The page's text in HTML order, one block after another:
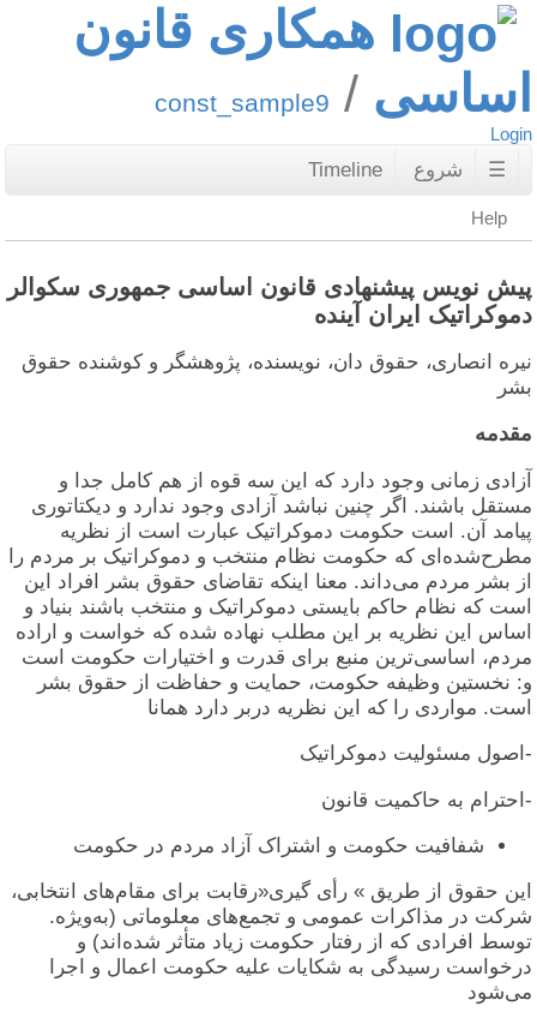
همکاری قانون
اساسی
const_sample9
Login
☰ شروع Timeline
Help
پیش نویس پیشنهادی قانون اساسی جمهوری سکوالر
دموکراتیک ایران آینده
نیره انصاری، حقوق دان، نویسنده، پژوهشگر و کوشنده حقوق
بشر
مقدمه
آزادی زمانی وجود دارد که این سه قوه از هم کامل جدا و
مستقل باشند. اگر چنین نباشد آزادی وجود ندارد و دیکتاتوری
پیامد آن. است حکومت دموکراتیک عبارت است از نظریه
مطرح‌شده‌ای که حکومت نظام منتخب و دموکراتیک بر مردم را
از بشر مردم می‌داند. معنا اینکه تقاضای حقوق بشر افراد این
است که نظام حاکم بایستی دموکراتیک و منتخب باشند بنیاد و
اساس این نظریه بر این مطلب نهاده شده که خواست و اراده
مردم، اساسی‌ترین منبع برای قدرت و اختیارات حکومت است
و: نخستین وظیفه حکومت، حمایت و حفاظت از حقوق بشر
است. مواردی را که این نظریه دربر دارد همانا
-اصول مسئولیت دموکراتیک
-احترام به حاکمیت قانون
شفافیت حکومت و اشتراک آزاد مردم در حکومت
این حقوق از طریق » رأی گیری«رقابت برای مقام‌های انتخابی،
شرکت در مذاکرات عمومی و تجمع‌های معلوماتی (به‌ویژه.
توسط افرادی که از رفتار حکومت زیاد متأثر شده‌اند) و
درخواست رسیدگی به شکایات علیه حکومت اعمال و اجرا
می‌شود